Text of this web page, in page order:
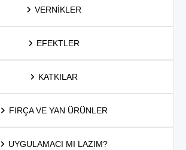
VERNIKLER
EFEKTLER
KATKILAR
FIRÇA VE YAN ÜRÜNLER
UYGULAMACI MI LAZIM?